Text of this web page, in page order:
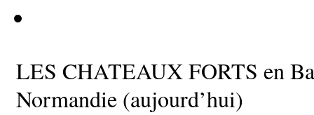
LES CHATEAUX FORTS en
Normandie (aujourd’hui)